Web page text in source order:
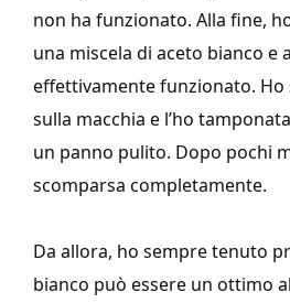
non ha funzionato. Alla fine,
una miscela di aceto bianco e
effettivamente funzionato. Ho
sulla macchia e l’ho
un panno pulito. Dopo pochi
scomparsa completamente.
Da allora, ho sempre tenuto
bianco può essere un ottimo